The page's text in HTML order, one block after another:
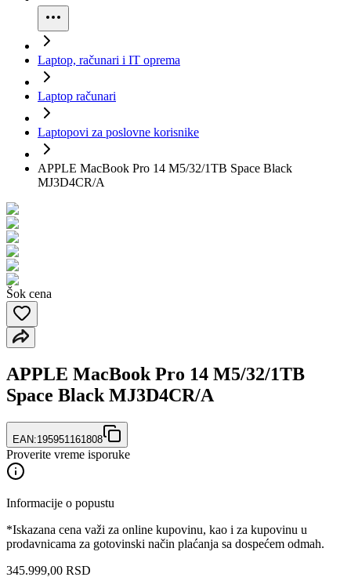
Laptop, računari i IT oprema
Laptop računari
Laptopovi za poslovne korisnike
APPLE MacBook Pro 14 M5/32/1TB Space Black
MJ3D4CR/A
Šok cena
APPLE MacBook Pro 14 M5/32/1TB
Space Black MJ3D4CR/A
EAN:195951161808
Proverite vreme isporuke
Informacije o popustu
*Iskazana cena važi za online kupovinu, kao i za kupovinu u
prodavnicama za gotovinski način plaćanja sa dospećem odmah.
345.999,00 RSD